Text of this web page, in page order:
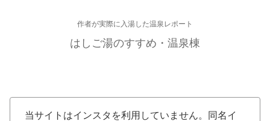
作者が実際に入湯した温泉レポート
はしご湯のすすめ・温泉棟
当サイトはインスタを利用していません。同名イ